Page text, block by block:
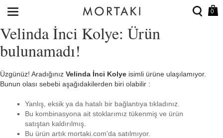
0
Velinda İnci Kolye: Ürün
bulunamadı!
Üzgünüz! Aradığınız Velinda İnci Kolye isimli ürüne ulaşılamıyor.
Bunun olası sebebi aşağıdakilerden biri olabilir :
Yanlış, eksik ya da hatalı bir bağlantıya tıkladınız.
Bu kombinasyona ait stoklarımız tükenmiş ve ürün
satıştan kaldırılmış.
Bu ürün artık mortaki.com'da satılmıyor.